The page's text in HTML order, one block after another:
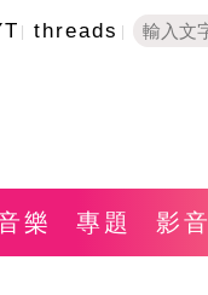
threads
樂 專題 影音